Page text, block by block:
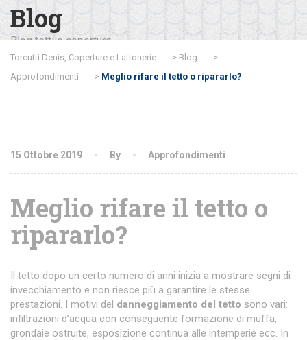
Blog
Blog tetti e coperture
Torcutti Denis, Coperture e Lattonerie > Blog
>
Approfondimenti
> Meglio rifare il tetto o ripararlo?
15 Ottobre 2019 By Approfondimenti
Meglio rifare il tetto o
ripararlo?
Il tetto dopo un certo numero di anni inizia a mostrare segni di
invecchiamento e non riesce più a garantire le stesse
prestazioni. I motivi del danneggiamento del tetto sono vari:
infiltrazioni d’acqua con conseguente formazione di muffa,
grondaie ostruite, esposizione continua alle intemperie ecc. In